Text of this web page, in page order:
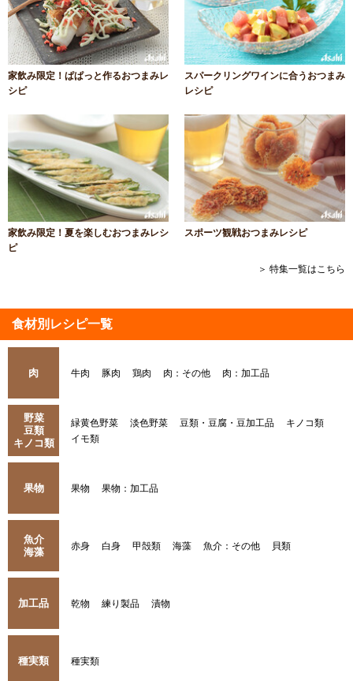
家飲み限定！ぱぱっと作るおつまみレ
シピ
スパークリングワインに合うおつまみ
レシピ
家飲み限定！夏を楽しむおつまみレシ
ピ
スポーツ観戦おつまみレシピ
＞ 特集一覧はこちら
食材別レシピ一覧
肉 牛肉 豚肉 鶏肉 肉：その他 肉：加工品
野菜
豆類
キノコ類
緑黄色野菜 淡色野菜 豆類・豆腐・豆加工品
キノコ類
イモ類
果物 果物 果物：加工品
魚介
海藻
赤身 白身 甲殻類 海藻 魚介：その他 貝類
加工品 乾物 練り製品 漬物
種実類 種実類